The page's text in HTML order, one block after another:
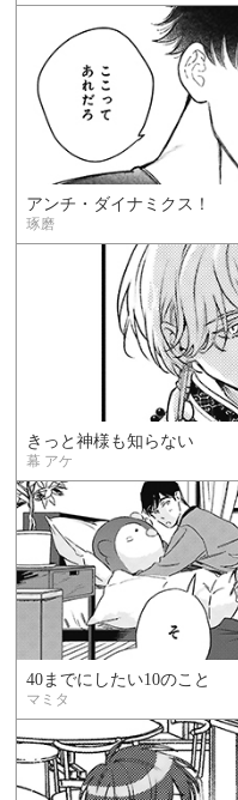
アンチ・ダイナミクス！
琢磨
きっと神様も知らない
幕 アケ
40までにしたい10のこと
マミタ